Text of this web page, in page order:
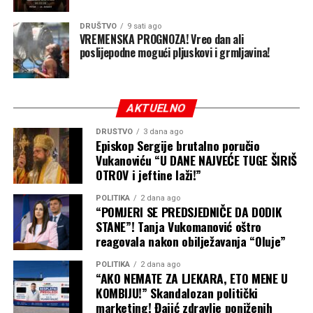
Uopšteno gledano, trenutni sezonski obrazac nije
naročito povoljan za obilnije količine snijega u većem
dijelu Evrope. Veći potencijal za snijeg očekuje se na
sjeveru i sjeveroistoku kontinenta, te u višim planinskim
Sezonska prognoza, ipak, prikazuje samo preovlađujući
obrazac tokom nekoliko mjeseci. Blaža zima u prosjeku
ne isključuje pojedinačne snažne prodore hladnoće,
snježne oluje ili kraće periode izrazito zimskog vremena.
DRUŠTVO 9 sati ago
VREMENSKA PROGNOZA! Vreo dan ali
poslijepodne mogući pljuskovi i grmljavina!
AKTUELNO
DRUŠTVO 3 dana ago
Episkop Sergije brutalno poručio
Vukanoviću “U DANE NAJVEĆE TUGE ŠIRIŠ
OTROV i jeftine laži!”
POLITIKA 2 dana ago
“POMJERI SE PREDSJEDNIČE DA DODIK
STANE”! Tanja Vukomanović oštro
reagovala nakon obilježavanja “Oluje”
POLITIKA 2 dana ago
“AKO NEMATE ZA LJEKARA, ETO MENE U
KOMBIJU!” Skandalozan politički
marketing! Đajić zdravlje poniženih